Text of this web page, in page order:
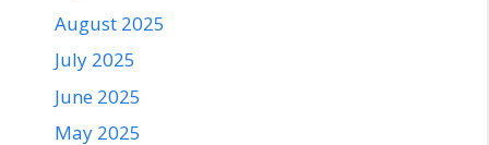
August 2025
July 2025
June 2025
May 2025